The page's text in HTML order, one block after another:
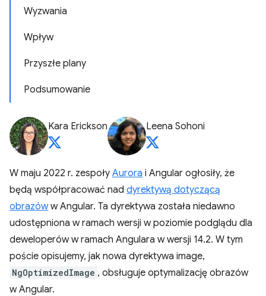
Wyzwania
Wpływ
Przyszłe plany
Podsumowanie
Kara Erickson Leena Sohoni
W maju 2022 r. zespoły Aurora i Angular ogłosiły, że
będą współpracować nad dyrektywą dotyczącą
obrazóww Angular. Ta dyrektywa została niedawno
udostępniona w ramach wersji w poziomie podglądu dla
deweloperów w ramach Angulara w wersji 14.2. W tym
poście opisujemy, jak nowa dyrektywa image,
NgOptimizedImage , obsługuje optymalizację obrazów
w Angular.